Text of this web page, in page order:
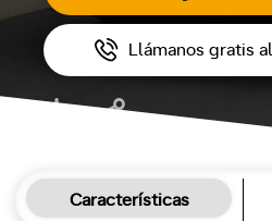
Llámanos gratis al
Características